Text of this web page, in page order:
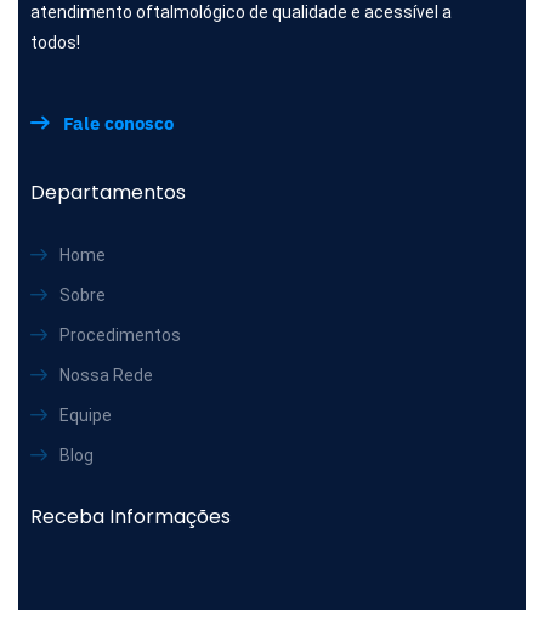
atendimento oftalmológico de qualidade e acessível a
todos!
Fale conosco
Departamentos
Home
Sobre
Procedimentos
Nossa Rede
Equipe
Blog
Receba Informações